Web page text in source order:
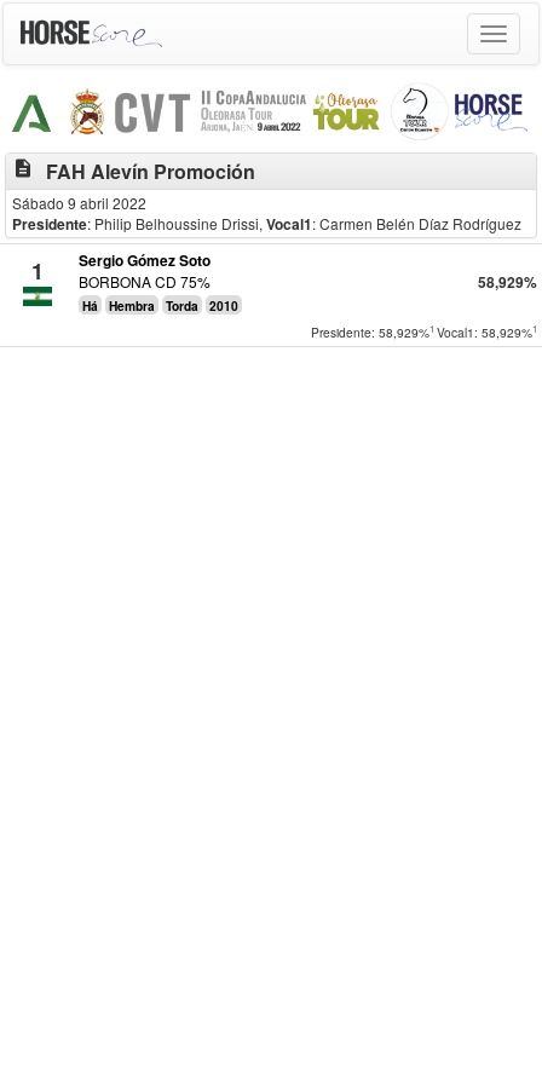
Toggle
description FAH Alevín Promoción
Sábado 9 abril 2022
Presidente: Philip Belhoussine Drissi, Vocal1: Carmen Belén Díaz Rodríguez
1 Sergio Gómez Soto
BORBONA CD 75%
Há Hembra Torda 2010
58,929%
Presidente: 58,929%1 Vocal1: 58,929%1